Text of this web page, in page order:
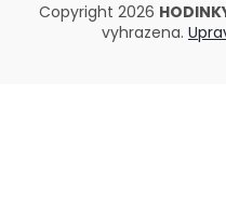
Copyright 2026
vyhrazena.